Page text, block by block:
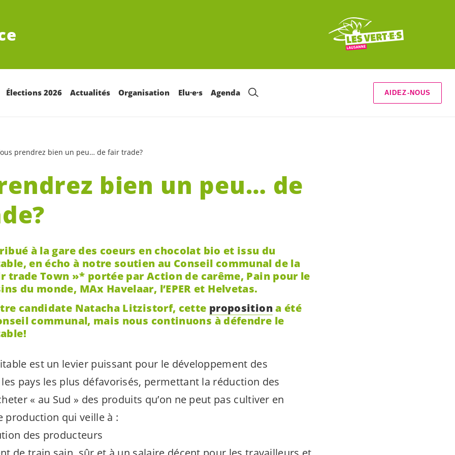
Élections 2026 Actualités Organisation Elu·e·s Agenda AIDEZ-NOUS
prendrez bien un peu… de fair trade?
bien un peu… de
à la gare des coeurs en chocolat bio et issu du
en écho à notre soutien au Conseil communal de la
trade Town »* portée par Action de carême, Pain pour le
du monde, MAx Havelaar, l’EPER et Helvetas.
candidate Natacha Litzistorf, cette propositiona été
communal, mais nous continuons à défendre le
est un levier puissant pour le développement des
pays les plus défavorisés, permettant la réduction des
« au Sud » des produits qu’on ne peut pas cultiver en
production qui veille à :
des producteurs